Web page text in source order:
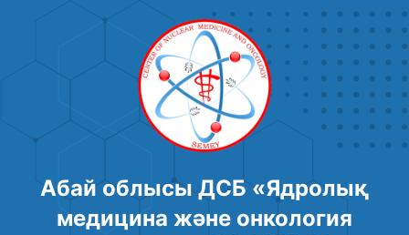
Абай облысы ДСБ «Ядролық
медицина және онкология